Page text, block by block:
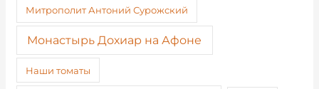
Митрополит Антоний Сурожский
Монастырь Дохиар на Афоне
Наши томаты